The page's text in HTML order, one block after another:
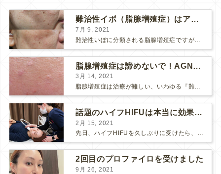
難治性イボ（脂腺増殖症）はアグネスAGNESが効果的です！
7月 9, 2021
脂腺増殖症は諦めないで！AGNESアグネス治療でツルツル肌に！
3月 14, 2021
脂腺増殖症は治療が難しい、いわゆる『難治性イボ』です。 脂腺増殖症でググると、治療法として液体窒素、メスやパンチングによる外科的切除、炭酸ガスレーザーなどが出て来ますが、実際のところ、液体窒...
話題のハイフHIFUは本当に効果があるのか？
2月 15, 2021
先日、ハイフHIFUを久しぶりに受けたら、顔の調子がとても良い感じです♪ 私はハイフHIFU後はいつも３日位、人には気付かれない程度に軽く腫れて、その後、グングンと顔が引き締まります。 ...
2回目のプロファイロを受けました
9月 26, 2021